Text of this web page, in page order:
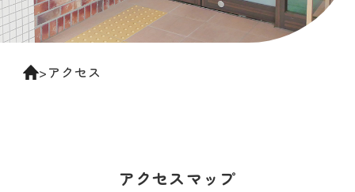
>アクセス
アクセスマップ
ご予約・お問い合わせ